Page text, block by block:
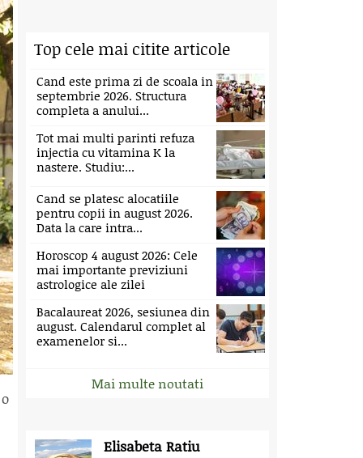
Top cele mai citite articole
Cand este prima zi de scoala in
septembrie 2026. Structura
completa a anului...
Tot mai multi parinti refuza
injectia cu vitamina K la
nastere. Studiu:...
Cand se platesc alocatiile
pentru copii in august 2026.
Data la care intra...
Horoscop 4 august 2026: Cele
mai importante previziuni
astrologice ale zilei
Bacalaureat 2026, sesiunea din
august. Calendarul complet al
examenelor si...
Mai multe noutati
Elisabeta Ratiu